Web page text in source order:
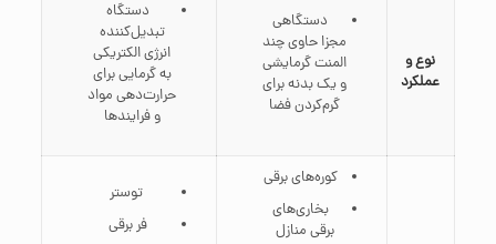
نوع و
عملکرد
دستگاهی
مجزا حاوی چند
المنت گرمایشی
و یک بدنه برای
گرم‌کردن فضا
دستگاه
تبدیل‌کننده
انرژی الکتریکی
به گرمایی برای
حرارت‌دهی مواد
و فرایندها
کوره‌های برقی
بخاری‌های
برقی منازل
توستر
فر برقی